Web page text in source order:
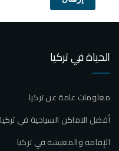
الحياة في تركيا
معلومات عامة عن تركيا
أفضل الاماكن السياحية في تركيا
الإقامة والمعيشة في تركيا